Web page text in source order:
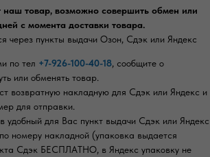
наш товар, возможно совершить обмен или
с момента доставки товара.
через пункты выдачи Озон, Сдэк или Яндекс
по тел +7-926-100-40-18, сообщите о
или обменять товар.
возвратную накладную для Сдэк или Яндекс и
для отправки.
удобный для Вас пункт выдачи Сдэк или Яндекс
номеру накладной (упаковка выдается
Сдэк БЕСПЛАТНО, в Яндекс упаковку не